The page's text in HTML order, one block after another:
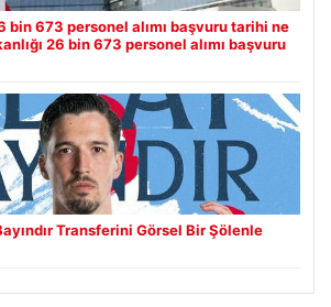
bin 673 personel alımı başvuru tarihi ne
26 bin 673 personel alımı başvuru
Transferini Görsel Bir Şölenle